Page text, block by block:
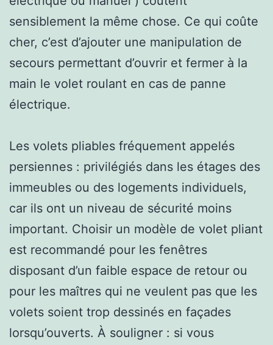
sensiblement la même chose. Ce qui coûte
cher, c’est d’ajouter une manipulation de
secours permettant d’ouvrir et fermer à la
main le volet roulant en cas de panne
électrique.
Les volets pliables fréquement appelés
persiennes : privilégiés dans les étages des
immeubles ou des logements individuels,
car ils ont un niveau de sécurité moins
important. Choisir un modèle de volet pliant
est recommandé pour les fenêtres
disposant d’un faible espace de retour ou
pour les maîtres qui ne veulent pas que les
volets soient trop dessinés en façades
lorsqu’ouverts. À souligner : si vous